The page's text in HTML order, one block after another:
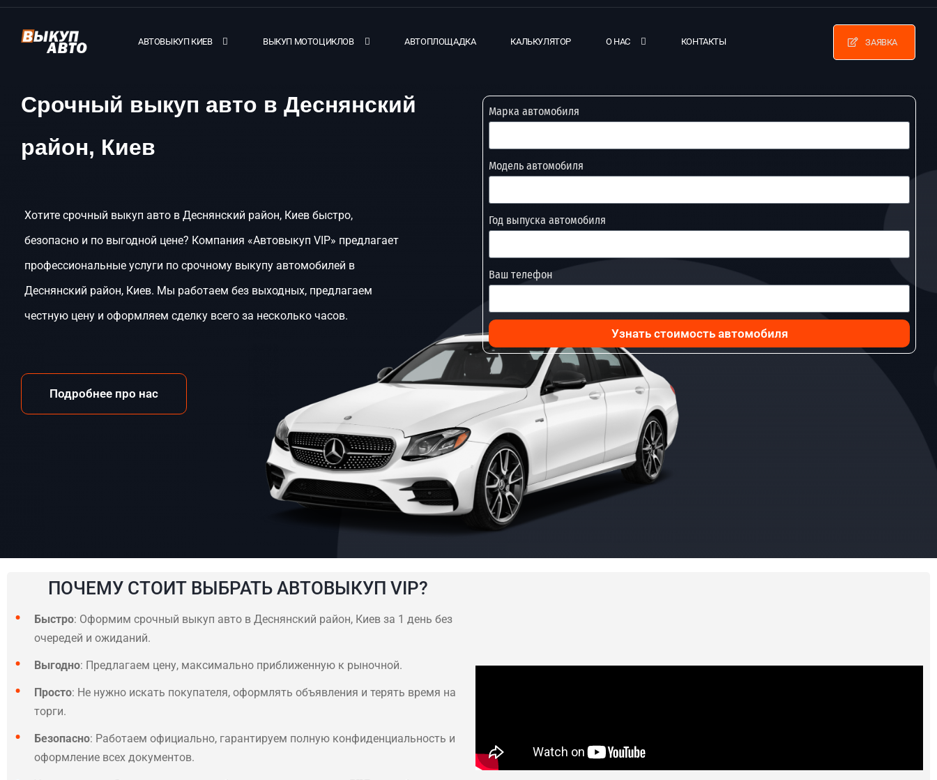
АВТОВЫКУП КИЕВ ВЫКУП МОТОЦИКЛОВ АВТОПЛОЩАДКА КАЛЬКУЛЯТОР О НАС КОНТАКТЫ ЗАЯВКА
Срочный выкуп авто в Деснянский
район, Киев
Хотите срочный выкуп авто в Деснянский район, Киев быстро,
безопасно и по выгодной цене? Компания «Автовыкуп VIP» предлагает
профессиональные услуги по срочному выкупу автомобилей в
Деснянский район, Киев. Мы работаем без выходных, предлагаем
честную цену и оформляем сделку всего за несколько часов.
Подробнее про нас
Марка автомобиля
Модель автомобиля
Год выпуска автомобиля
Ваш телефон
Узнать стоимость автомобиля
ПОЧЕМУ СТОИТ ВЫБРАТЬ АВТОВЫКУП VIP?
Быстро: Оформим срочный выкуп авто в Деснянский район, Киев за 1 день без
очередей и ожиданий.
Выгодно: Предлагаем цену, максимально приближенную к рыночной.
Просто: Не нужно искать покупателя, оформлять объявления и терять время на
торги.
Безопасно: Работаем официально, гарантируем полную конфиденциальность и
оформление всех документов.